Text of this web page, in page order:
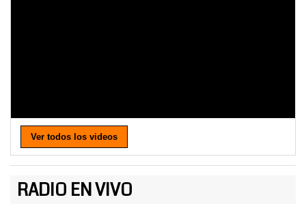
Ver todos los videos
RADIO EN VIVO